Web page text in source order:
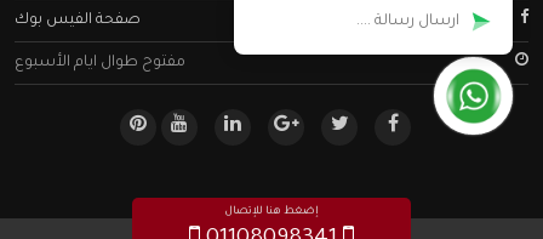
صفحة الفيس بوك
مفتوح طوال ايام الأسبوع
إضغط هنا للإتصال